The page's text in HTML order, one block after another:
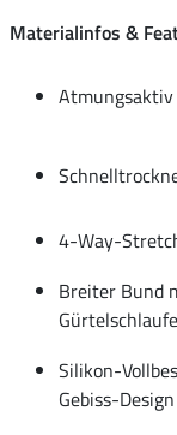
Materialinfos &
Atmungsaktiv
4-Way-
Breiter Bund
Silikon-
Gebiss-Design